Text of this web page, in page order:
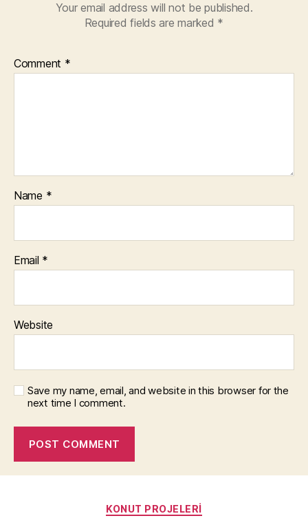
Your email address will not be published.
Required fields are marked *
Comment *
Name *
Email *
Website
Save my name, email, and website in this browser for the
next time I comment.
Categories
KONUT PROJELERI